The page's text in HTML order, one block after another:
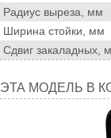
Радиус выреза, мм
Ширина стойки, мм
Сдвиг закаладных,
Эта
модель
ЭТА МОДЕЛЬ В